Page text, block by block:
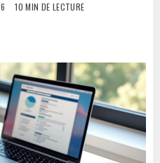
10 MIN DE LECTURE